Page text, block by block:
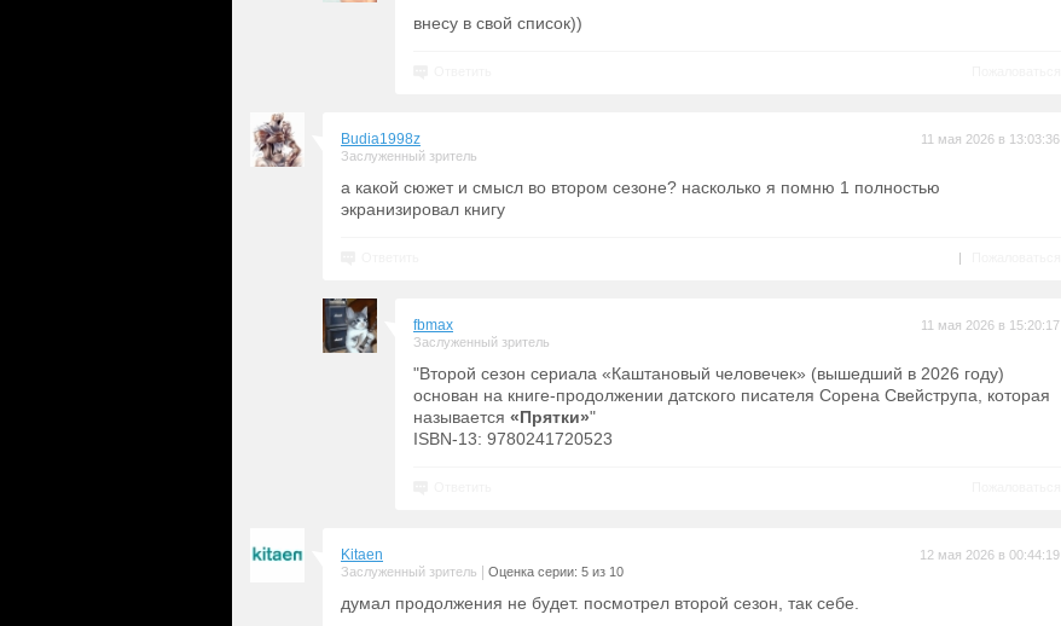
внесу в свой список))
Budia1998z
Заслуженный зритель
11 мая 2026 в 13:03:36
а какой сюжет и смысл во втором сезоне? насколько я помню 1 полностью
экранизировал книгу
|
fbmax
Заслуженный зритель
11 мая 2026 в 15:20:17
"Второй сезон сериала «Каштановый человечек» (вышедший в 2026 году)
основан на книге-продолжении датского писателя Сорена Свейструпа, которая
называется «Прятки»"
ISBN-13: 9780241720523
Kitaen
Заслуженный зритель Оценка серии: 5 из 10
12 мая 2026 в 00:44:19
думал продолжения не будет. посмотрел второй сезон, так себе.